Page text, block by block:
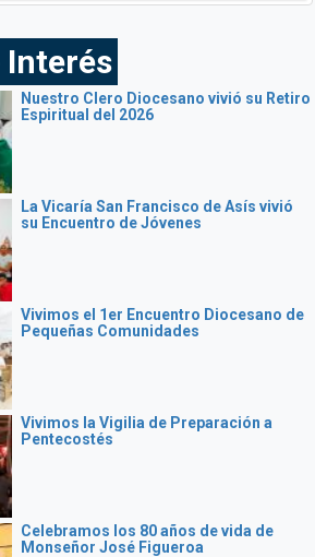
Interés
Nuestro Clero Diocesano vivió su Retiro
Espiritual del 2026
La Vicaría San Francisco de Asís vivió
su Encuentro de Jóvenes
Vivimos el 1er Encuentro Diocesano de
Pequeñas Comunidades
Vivimos la Vigilia de Preparación a
Pentecostés
Celebramos los 80 años de vida de
Monseñor José Figueroa